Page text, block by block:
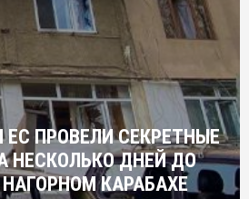
ПРОВЕЛИ СЕКРЕТНЫЕ
НЕСКОЛЬКО ДНЕЙ ДО
КАРАБАХЕ